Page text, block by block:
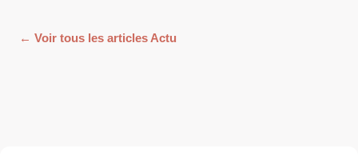
← Voir tous les articles Actu